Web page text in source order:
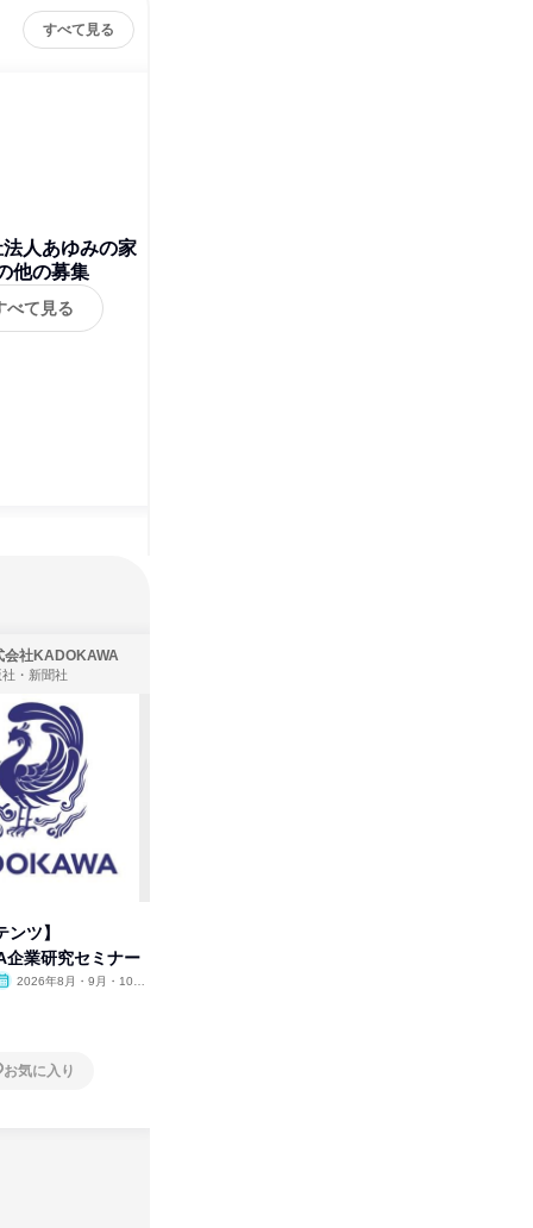
すべて見る
人あゆみの家
他の募集
べて見る
会社KADOKAWA
・新聞社
ンツ】
企業研究セミナー
2026年8月・9月・10
お気に入り